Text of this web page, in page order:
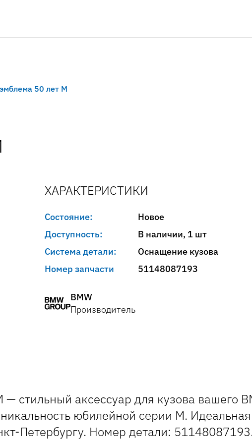
50 лет M
ХАРАКТЕРИСТИКИ
Состояние:
Новое
Доступность:
В наличии, 1 шт
Система детали:
Оснащение кузова
Номер запчасти
51148087193
BMW
Производитель
стильный аксессуар для кузова вашего
юбилейной серии M.
Петербургу. Номер детали: